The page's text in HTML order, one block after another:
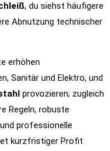
, du siehst häufigere
Abnutzung technischer
erhöhen
Sanitär und Elektro, und
provozieren; zugleich
Regeln, robuste
professionelle
kurzfristiger Profit